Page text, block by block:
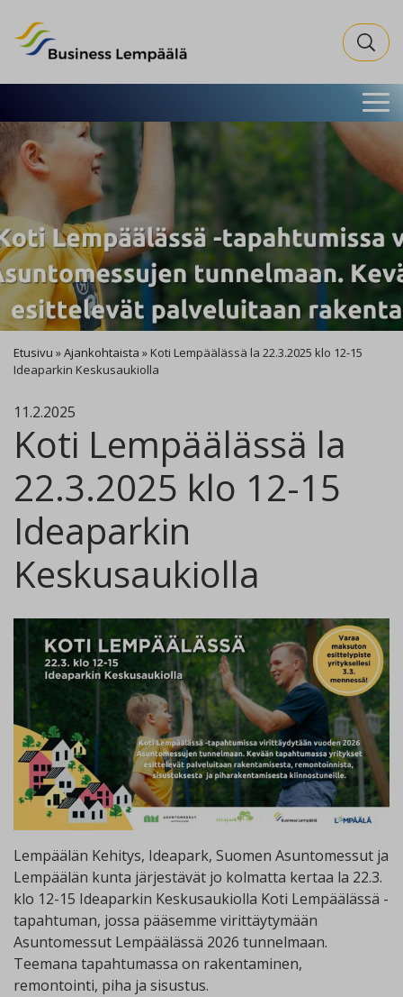
Business Lempäälä
Search
Etusivu »Ajankohtaista » Koti Lempäälässä la 22.3.2025 klo 12-15
Ideaparkin Keskusaukiolla
11.2.2025
Koti Lempäälässä la
22.3.2025 klo 12-15
Ideaparkin
Keskusaukiolla
Lempäälän Kehitys, Ideapark, Suomen Asuntomessut ja
Lempäälän kunta järjestävät jo kolmatta kertaa la 22.3.
klo 12-15 Ideaparkin Keskusaukiolla Koti Lempäälässä -
tapahtuman, jossa pääsemme virittäytymään
Asuntomessut Lempäälässä 2026 tunnelmaan.
Teemana tapahtumassa on rakentaminen,
remontointi, piha ja sisustus.